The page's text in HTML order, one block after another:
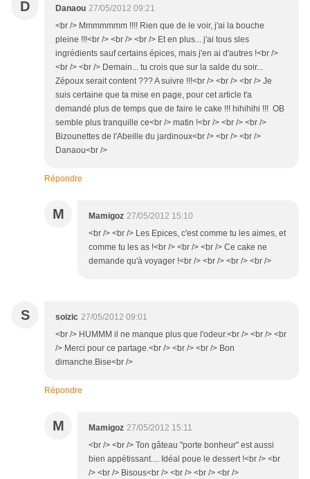
D Danaou 27/05/2012 09:21
<br /> Mmmmmmm !!!! Rien que de le voir, j'ai la bouche
pleine !!!<br /> <br /> <br /> Et en plus... j'ai tous sles
ingrédients sauf certains épices, mais j'en ai d'autres !<br />
<br /> <br /> Demain... tu crois que sur la salde du soir...
Zépoux serait content ??? A suivre !!!<br /> <br /> <br /> Je
suis certaine que ta mise en page, pour cet article t'a
demandé plus de temps que de faire le cake !!! hihihihi !!! OB
semble plus tranquille ce<br /> matin !<br /> <br /> <br />
Bizounettes de l'Abeille du jardinoux<br /> <br /> <br />
Danaou<br />
Répondre
M Mamigoz 27/05/2012 15:10
<br /> <br /> Les Epices, c'est comme tu les aimes, et
comme tu les as !<br /> <br /> <br /> Ce cake ne
demande qu'à voyager !<br /> <br /> <br /> <br />
S soizic 27/05/2012 09:01
<br /> HUMMM il ne manque plus que l'odeur.<br /> <br /> <br
/> Merci pour ce partage.<br /> <br /> <br /> Bon
dimanche.Bise<br />
Répondre
M Mamigoz 27/05/2012 15:11
<br /> <br /> Ton gâteau "porte bonheur" est aussi
bien appétissant.... Idéal poue le dessert !<br /> <br
/> <br /> Bisous<br /> <br /> <br /> <br />